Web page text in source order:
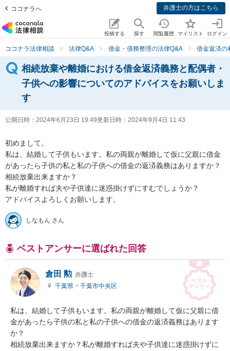
ココナラへ 弁護士の方はこちら
投稿する 探す 閲覧履歴 マイリスト ログイン
ココナラ法律相談 法律Q&A 借金・債務整理の法律Q&A 借金返済の
相続放棄や離婚における借金返済義務と配偶者・
子供への影響についてのアドバイスをお願いしま
す
公開日時： 2024年6月23日 19:49更新日時： 2024年9月4日 11:43
初めまして。
私は、結婚して子供もいます。私の両親が離婚して仮に父親に借金
があったら子供の私と私の子供への借金の返済義務はありますか？
相続放棄出来ますか？
私が離婚すれば夫や子供達に迷惑掛けずにすむでしょうか？
アドバイスよろしくお願いします。
しなもん さん
ベストアンサーに選ばれた回答
倉田 勲 弁護士
千葉県 > 千葉市中央区
私は、結婚して子供もいます。私の両親が離婚して仮に父親に借
金があったら子供の私と私の子供への借金の返済義務はあります
か？
相続放棄出来ますか？私が離婚すれば夫や子供達に迷惑掛けずに